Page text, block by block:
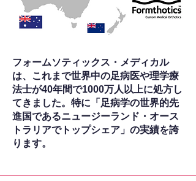
フォームソティックス・メディカル
は、これまで世界中の足病医や理学療
法士が40年間で1000万人以上に処方し
てきました。特に「足病学の世界的先
進国であるニュージーランド・オース
トラリアでトップシェア」の実績を誇
ります。